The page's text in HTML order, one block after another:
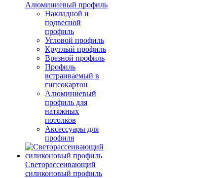
Алюминиевый профиль
Накладной и
подвесной
профиль
Угловой профиль
Круглый профиль
Врезной профиль
Профиль
встраиваемый в
гипсокартон
Алюминиевый
профиль для
натяжных
потолков
Аксессуары для
профиля
Светорассеивающий
силиконовый профиль